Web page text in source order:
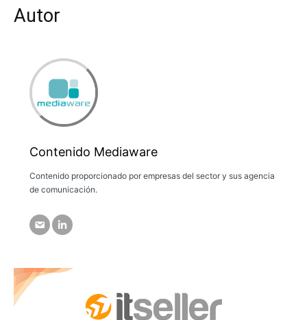
Autor
Contenido Mediaware
Contenido proporcionado por empresas del sector y sus agencia
de comunicación.